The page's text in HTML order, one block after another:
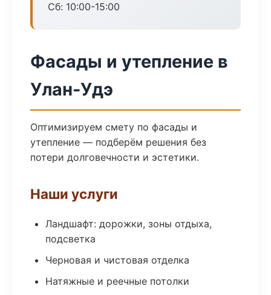
Сб: 10:00-15:00
Фасады и утепление в
Улан-Удэ
Оптимизируем смету по фасады и
утепление — подберём решения без
потери долговечности и эстетики.
Наши услуги
Ландшафт: дорожки, зоны отдыха,
подсветка
Черновая и чистовая отделка
Натяжные и реечные потолки